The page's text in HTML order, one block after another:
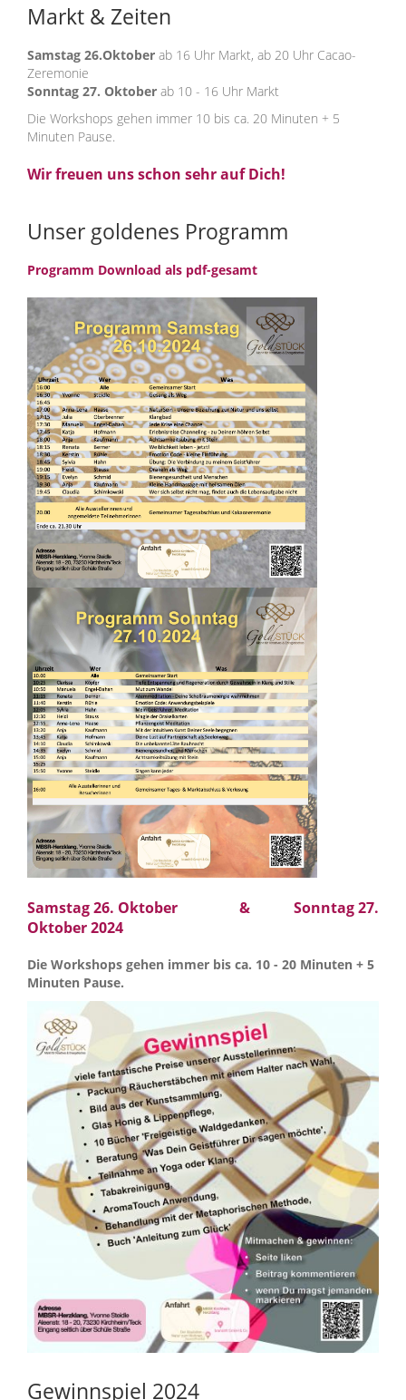
Markt & Zeiten
Samstag 26.Oktober ab 16 Uhr Markt, ab 20 Uhr Cacao-
Zeremonie
Sonntag 27. Oktober ab 10 - 16 Uhr Markt
Die Workshops gehen immer 10 bis ca. 20 Minuten + 5
Minuten Pause.
Wir freuen uns schon sehr auf Dich!
Unser goldenes Programm
Programm Download als pdf-gesamt
Samstag 26. Oktober & Sonntag 27.
Oktober 2024
Die Workshops gehen immer bis ca. 10 - 20 Minuten + 5
Minuten Pause.
Gewinnspiel 2024